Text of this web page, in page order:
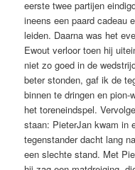
eerste twee partijen
ineens een paard cadeau
leiden. Daarna was het
Ewout verloor toen hij
niet zo goed in de
beter stonden, gaf ik de
binnen te dring­en en
het toreneindspel.
staan: PieterJan kwam in
tegenstander dacht lang
een slech­te stand. Met